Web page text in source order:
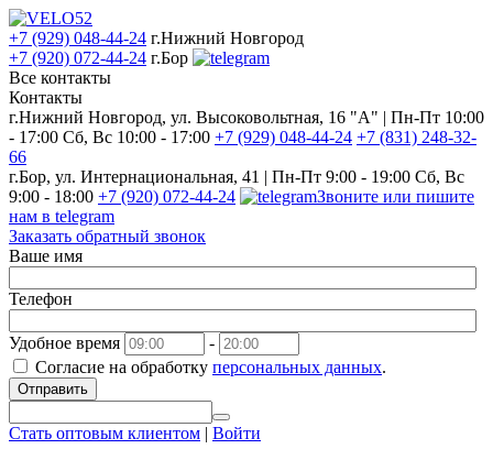
+7 (929) 048-44-24 г.Нижний Новгород
+7 (920) 072-44-24 г.Бор
Все контакты
Контакты
г.Нижний Новгород, ул. Высоковольтная, 16 "А" | Пн-Пт 10:00
- 17:00 Сб, Вс 10:00 - 17:00 +7 (929) 048-44-24 +7 (831) 248-32-
66
г.Бор, ул. Интернациональная, 41 | Пн-Пт 9:00 - 19:00 Сб, Вс
9:00 - 18:00 +7 (920) 072-44-24
Звоните или пишите
нам в telegram
Заказать обратный звонок
Ваше имя
Телефон
Удобное время
-
Согласие на обработку персональных данных.
Отправить
Стать оптовым клиентом | Войти